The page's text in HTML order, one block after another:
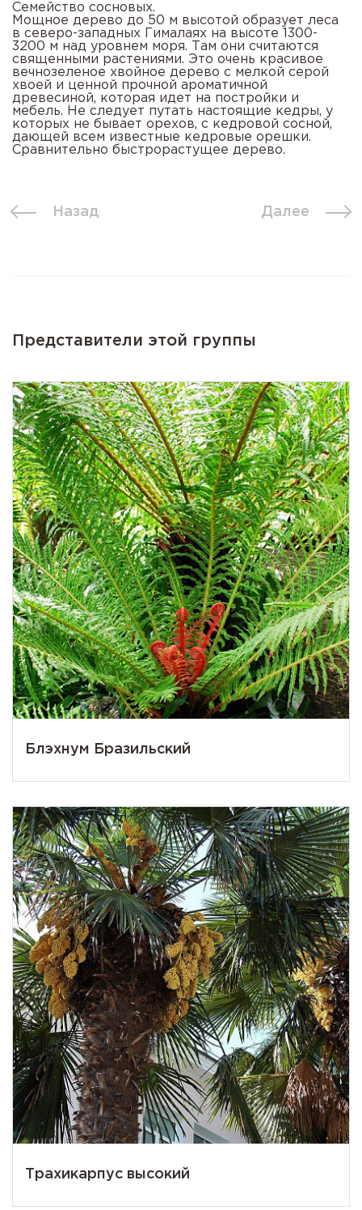
Семейство сосновых.
Мощное дерево до 50 м высотой образует леса
в северо-западных Гималаях на высоте 1300-
3200 м над уровнем моря. Там они считаются
священными растениями. Это очень красивое
вечнозеленое хвойное дерево с мелкой серой
хвоей и ценной прочной ароматичной
древесиной, которая идет на постройки и
мебель. Не следует путать настоящие кедры, у
которых не бывает орехов, с кедровой сосной,
дающей всем известные кедровые орешки.
Сравнительно быстрорастущее дерево.
Назад Далее
Представители этой группы
Блэхнум Бразильский
Трахикарпус высокий